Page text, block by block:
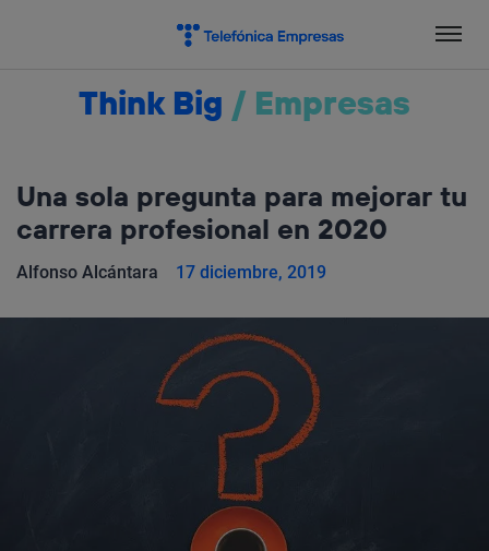
Think Big / Empresas
Una sola pregunta para mejorar tu
carrera profesional en 2020
Alfonso Alcántara 17 diciembre, 2019